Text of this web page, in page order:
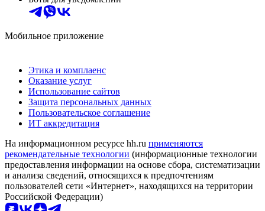
Мобильное приложение
Этика и комплаенс
Оказание услуг
Использование сайтов
Защита персональных данных
Пользовательское соглашение
ИТ аккредитация
На информационном ресурсе hh.ru применяются
рекомендательные технологии (информационные технологии
предоставления информации на основе сбора, систематизации
и анализа сведений, относящихся к предпочтениям
пользователей сети «Интернет», находящихся на территории
Российской Федерации)